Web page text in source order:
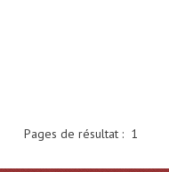
Pages de résultat : 1